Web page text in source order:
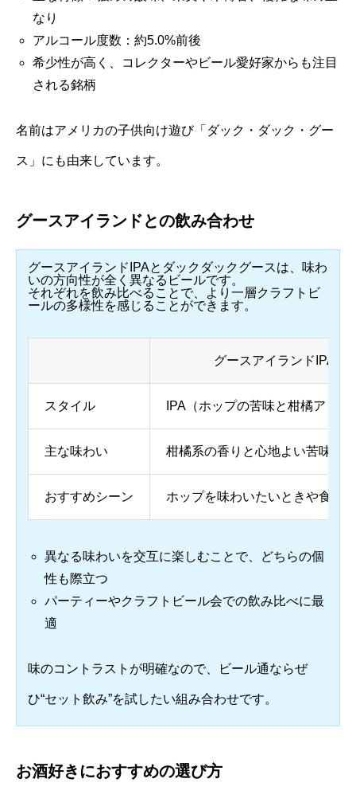
なり
アルコール度数：約5.0%前後
希少性が高く、コレクターやビール愛好家からも注目
される銘柄
名前はアメリカの子供向け遊び「ダック・ダック・グー
ス」にも由来しています。
グースアイランドとの飲み合わせ
グースアイランドIPAとダックダックグースは、味わ
いの方向性が全く異なるビールです。
それぞれを飲み比べることで、より一層クラフトビ
ールの多様性を感じることができます。
グースアイランドIPA
スタイル IPA（ホップの苦味と柑橘アロマ
主な味わい 柑橘系の香りと心地よい苦味
おすすめシーン ホップを味わいたいときや食事
異なる味わいを交互に楽しむことで、どちらの個
性も際立つ
パーティーやクラフトビール会での飲み比べに最
適
味のコントラストが明確なので、ビール通ならぜ
ひ“セット飲み”を試したい組み合わせです。
お酒好きにおすすめの選び方